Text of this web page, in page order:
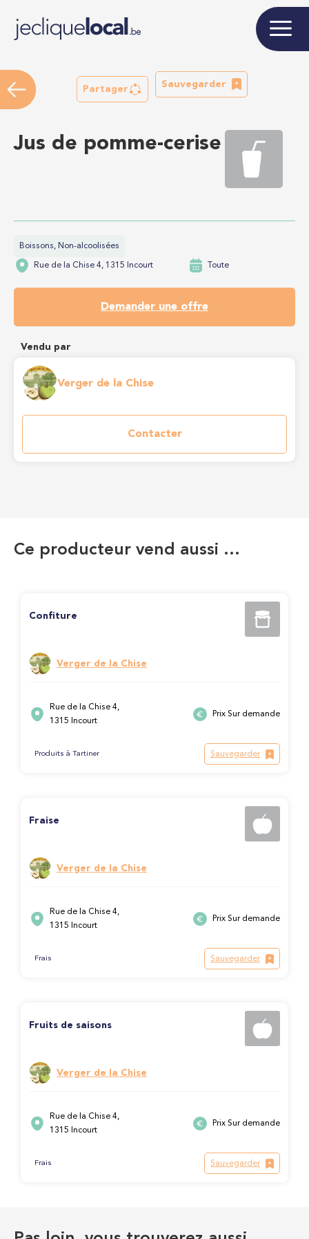
Partager
Sauvegarder
Jus de pomme-cerise
Boissons, Non-alcoolisées
Rue de la Chise 4, 1315 Incourt Toute
Demander une offre
Vendu par
Verger de la Chise
Contacter
Ce producteur vend aussi …
Confiture
Verger de la Chise
Rue de la Chise 4,
1315 Incourt
Prix Sur demande
Produits à Tartiner Sauvegarder
Fraise
Verger de la Chise
Rue de la Chise 4,
1315 Incourt
Prix Sur demande
Frais Sauvegarder
Fruits de saisons
Verger de la Chise
Rue de la Chise 4,
1315 Incourt
Prix Sur demande
Frais Sauvegarder